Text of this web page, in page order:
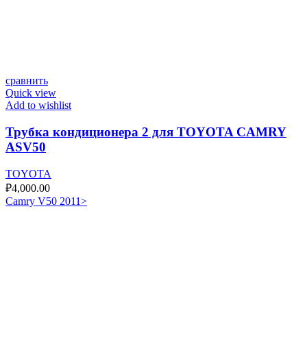
сравнить
Quick view
Add to wishlist
Трубка кондиционера 2 для TOYOTA CAMRY
ASV50
TOYOTA
₽4,000.00
Camry V50 2011>